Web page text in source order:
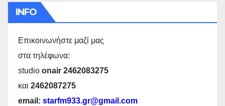
INFO
Επικοινωνήστε μαζί μας
στα τηλέφωνα:
studio onair 2462083275
και 2462087275
email: starfm933.gr@gmail.com